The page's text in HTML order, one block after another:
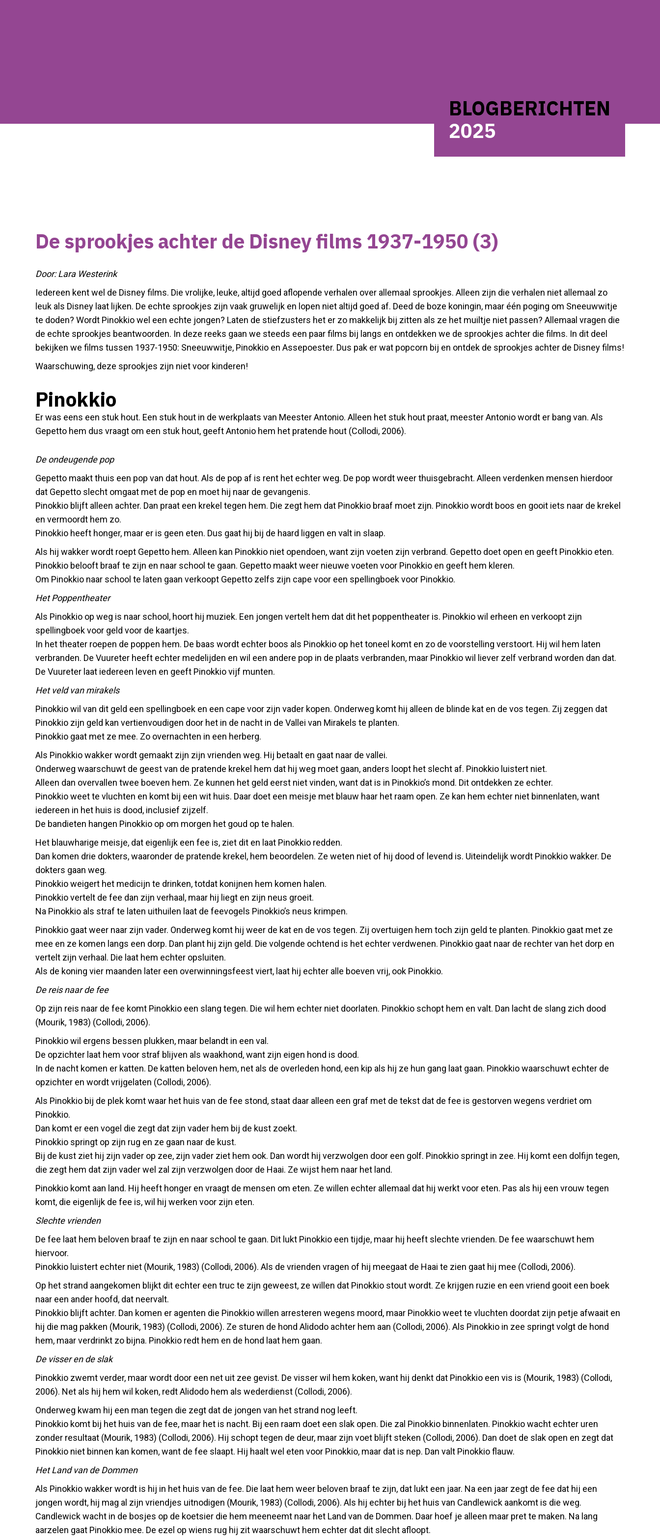
BLOGBERICHTEN
2025
De sprookjes achter de Disney films 1937-1950 (3)
Door: Lara Westerink
Iedereen kent wel de Disney films. Die vrolijke, leuke, altijd goed aflopende verhalen over allemaal sprookjes. Alleen zijn die verhalen niet allemaal zo
leuk als Disney laat lijken. De echte sprookjes zijn vaak gruwelijk en lopen niet altijd goed af. Deed de boze koningin, maar één poging om Sneeuwwitje
te doden? Wordt Pinokkio wel een echte jongen? Laten de stiefzusters het er zo makkelijk bij zitten als ze het muiltje niet passen? Allemaal vragen die
de echte sprookjes beantwoorden. In deze reeks gaan we steeds een paar films bij langs en ontdekken we de sprookjes achter die films. In dit deel
bekijken we films tussen 1937-1950: Sneeuwwitje, Pinokkio en Assepoester. Dus pak er wat popcorn bij en ontdek de sprookjes achter de Disney films!
Waarschuwing, deze sprookjes zijn niet voor kinderen!
Pinokkio
Er was eens een stuk hout. Een stuk hout in de werkplaats van Meester Antonio. Alleen het stuk hout praat, meester Antonio wordt er bang van. Als
Gepetto hem dus vraagt om een stuk hout, geeft Antonio hem het pratende hout (Collodi, 2006).
De ondeugende pop
Gepetto maakt thuis een pop van dat hout. Als de pop af is rent het echter weg. De pop wordt weer thuisgebracht. Alleen verdenken mensen hierdoor
dat Gepetto slecht omgaat met de pop en moet hij naar de gevangenis.
Pinokkio blijft alleen achter. Dan praat een krekel tegen hem. Die zegt hem dat Pinokkio braaf moet zijn. Pinokkio wordt boos en gooit iets naar de krekel
en vermoordt hem zo.
Pinokkio heeft honger, maar er is geen eten. Dus gaat hij bij de haard liggen en valt in slaap.
Als hij wakker wordt roept Gepetto hem. Alleen kan Pinokkio niet opendoen, want zijn voeten zijn verbrand. Gepetto doet open en geeft Pinokkio eten.
Pinokkio belooft braaf te zijn en naar school te gaan. Gepetto maakt weer nieuwe voeten voor Pinokkio en geeft hem kleren.
Om Pinokkio naar school te laten gaan verkoopt Gepetto zelfs zijn cape voor een spellingboek voor Pinokkio.
Het Poppentheater
Als Pinokkio op weg is naar school, hoort hij muziek. Een jongen vertelt hem dat dit het poppentheater is. Pinokkio wil erheen en verkoopt zijn
spellingboek voor geld voor de kaartjes.
In het theater roepen de poppen hem. De baas wordt echter boos als Pinokkio op het toneel komt en zo de voorstelling verstoort. Hij wil hem laten
verbranden. De Vuureter heeft echter medelijden en wil een andere pop in de plaats verbranden, maar Pinokkio wil liever zelf verbrand worden dan dat.
De Vuureter laat iedereen leven en geeft Pinokkio vijf munten.
Het veld van mirakels
Pinokkio wil van dit geld een spellingboek en een cape voor zijn vader kopen. Onderweg komt hij alleen de blinde kat en de vos tegen. Zij zeggen dat
Pinokkio zijn geld kan vertienvoudigen door het in de nacht in de Vallei van Mirakels te planten.
Pinokkio gaat met ze mee. Zo overnachten in een herberg.
Als Pinokkio wakker wordt gemaakt zijn zijn vrienden weg. Hij betaalt en gaat naar de vallei.
Onderweg waarschuwt de geest van de pratende krekel hem dat hij weg moet gaan, anders loopt het slecht af. Pinokkio luistert niet.
Alleen dan overvallen twee boeven hem. Ze kunnen het geld eerst niet vinden, want dat is in Pinokkio’s mond. Dit ontdekken ze echter.
Pinokkio weet te vluchten en komt bij een wit huis. Daar doet een meisje met blauw haar het raam open. Ze kan hem echter niet binnenlaten, want
iedereen in het huis is dood, inclusief zijzelf.
De bandieten hangen Pinokkio op om morgen het goud op te halen.
Het blauwharige meisje, dat eigenlijk een fee is, ziet dit en laat Pinokkio redden.
Dan komen drie dokters, waaronder de pratende krekel, hem beoordelen. Ze weten niet of hij dood of levend is. Uiteindelijk wordt Pinokkio wakker. De
dokters gaan weg.
Pinokkio weigert het medicijn te drinken, totdat konijnen hem komen halen.
Pinokkio vertelt de fee dan zijn verhaal, maar hij liegt en zijn neus groeit.
Na Pinokkio als straf te laten uithuilen laat de feevogels Pinokkio’s neus krimpen.
Pinokkio gaat weer naar zijn vader. Onderweg komt hij weer de kat en de vos tegen. Zij overtuigen hem toch zijn geld te planten. Pinokkio gaat met ze
mee en ze komen langs een dorp. Dan plant hij zijn geld. Die volgende ochtend is het echter verdwenen. Pinokkio gaat naar de rechter van het dorp en
vertelt zijn verhaal. Die laat hem echter opsluiten.
Als de koning vier maanden later een overwinningsfeest viert, laat hij echter alle boeven vrij, ook Pinokkio.
De reis naar de fee
Op zijn reis naar de fee komt Pinokkio een slang tegen. Die wil hem echter niet doorlaten. Pinokkio schopt hem en valt. Dan lacht de slang zich dood
(Mourik, 1983) (Collodi, 2006).
Pinokkio wil ergens bessen plukken, maar belandt in een val.
De opzichter laat hem voor straf blijven als waakhond, want zijn eigen hond is dood.
In de nacht komen er katten. De katten beloven hem, net als de overleden hond, een kip als hij ze hun gang laat gaan. Pinokkio waarschuwt echter de
opzichter en wordt vrijgelaten (Collodi, 2006).
Als Pinokkio bij de plek komt waar het huis van de fee stond, staat daar alleen een graf met de tekst dat de fee is gestorven wegens verdriet om
Pinokkio.
Dan komt er een vogel die zegt dat zijn vader hem bij de kust zoekt.
Pinokkio springt op zijn rug en ze gaan naar de kust.
Bij de kust ziet hij zijn vader op zee, zijn vader ziet hem ook. Dan wordt hij verzwolgen door een golf. Pinokkio springt in zee. Hij komt een dolfijn tegen,
die zegt hem dat zijn vader wel zal zijn verzwolgen door de Haai. Ze wijst hem naar het land.
Pinokkio komt aan land. Hij heeft honger en vraagt de mensen om eten. Ze willen echter allemaal dat hij werkt voor eten. Pas als hij een vrouw tegen
komt, die eigenlijk de fee is, wil hij werken voor zijn eten.
Slechte vrienden
De fee laat hem beloven braaf te zijn en naar school te gaan. Dit lukt Pinokkio een tijdje, maar hij heeft slechte vrienden. De fee waarschuwt hem
hiervoor.
Pinokkio luistert echter niet (Mourik, 1983) (Collodi, 2006). Als de vrienden vragen of hij meegaat de Haai te zien gaat hij mee (Collodi, 2006).
Op het strand aangekomen blijkt dit echter een truc te zijn geweest, ze willen dat Pinokkio stout wordt. Ze krijgen ruzie en een vriend gooit een boek
naar een ander hoofd, dat neervalt.
Pinokkio blijft achter. Dan komen er agenten die Pinokkio willen arresteren wegens moord, maar Pinokkio weet te vluchten doordat zijn petje afwaait en
hij die mag pakken (Mourik, 1983) (Collodi, 2006). Ze sturen de hond Alidodo achter hem aan (Collodi, 2006). Als Pinokkio in zee springt volgt de hond
hem, maar verdrinkt zo bijna. Pinokkio redt hem en de hond laat hem gaan.
De visser en de slak
Pinokkio zwemt verder, maar wordt door een net uit zee gevist. De visser wil hem koken, want hij denkt dat Pinokkio een vis is (Mourik, 1983) (Collodi,
2006). Net als hij hem wil koken, redt Alidodo hem als wederdienst (Collodi, 2006).
Onderweg kwam hij een man tegen die zegt dat de jongen van het strand nog leeft.
Pinokkio komt bij het huis van de fee, maar het is nacht. Bij een raam doet een slak open. Die zal Pinokkio binnenlaten. Pinokkio wacht echter uren
zonder resultaat (Mourik, 1983) (Collodi, 2006). Hij schopt tegen de deur, maar zijn voet blijft steken (Collodi, 2006). Dan doet de slak open en zegt dat
Pinokkio niet binnen kan komen, want de fee slaapt. Hij haalt wel eten voor Pinokkio, maar dat is nep. Dan valt Pinokkio flauw.
Het Land van de Dommen
Als Pinokkio wakker wordt is hij in het huis van de fee. Die laat hem weer beloven braaf te zijn, dat lukt een jaar. Na een jaar zegt de fee dat hij een
jongen wordt, hij mag al zijn vriendjes uitnodigen (Mourik, 1983) (Collodi, 2006). Als hij echter bij het huis van Candlewick aankomt is die weg.
Candlewick wacht in de bosjes op de koetsier die hem meeneemt naar het Land van de Dommen. Daar hoef je alleen maar pret te maken. Na lang
aarzelen gaat Pinokkio mee. De ezel op wiens rug hij zit waarschuwt hem echter dat dit slecht afloopt.